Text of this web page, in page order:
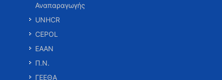
Αναπαραγωγής
UNHCR
CEPOL
ΕΑΑΝ
Π.Ν.
ΓΕΕΘΑ